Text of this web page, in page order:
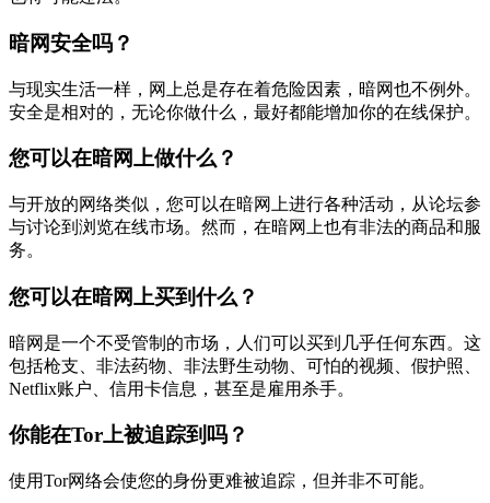
暗网安全吗？
与现实生活一样，网上总是存在着危险因素，暗网也不例外。
安全是相对的，无论你做什么，最好都能增加你的在线保护。
您可以在暗网上做什么？
与开放的网络类似，您可以在暗网上进行各种活动，从论坛参
与讨论到浏览在线市场。然而，在暗网上也有非法的商品和服
务。
您可以在暗网上买到什么？
暗网是一个不受管制的市场，人们可以买到几乎任何东西。这
包括枪支、非法药物、非法野生动物、可怕的视频、假护照、
Netflix账户、信用卡信息，甚至是雇用杀手。
你能在Tor上被追踪到吗？
使用Tor网络会使您的身份更难被追踪，但并非不可能。